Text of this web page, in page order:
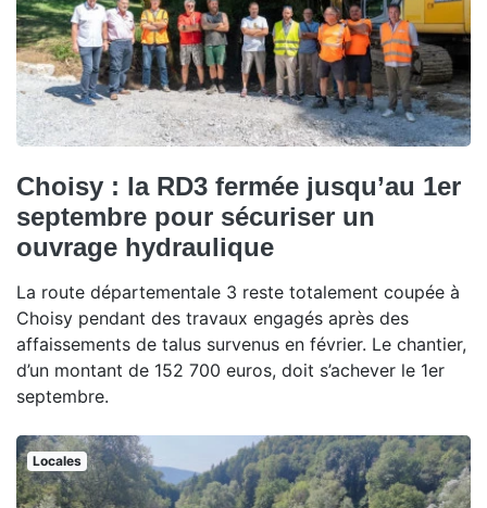
Choisy : la RD3 fermée jusqu’au 1er
septembre pour sécuriser un
ouvrage hydraulique
La route départementale 3 reste totalement coupée à
Choisy pendant des travaux engagés après des
affaissements de talus survenus en février. Le chantier,
d’un montant de 152 700 euros, doit s’achever le 1er
septembre.
Locales